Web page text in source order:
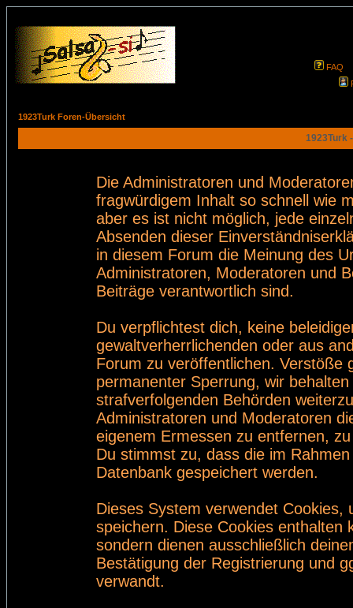
FAQ
1923Turk Foren-Übersicht
1923Turk
Die Administratoren und
fragwürdigem Inhalt so schnell wie
aber es ist nicht möglich, jede
Absenden dieser
in diesem Forum die Meinung des
Administratoren, Moderatoren und
Beiträge verantwortlich sind.
Du verpflichtest dich, keine
gewaltverherrlichenden oder aus
Forum zu veröffentlichen. Verstöße
permanenter Sperrung, wir
strafverfolgenden Behörden
Administratoren und Moderatoren
eigenem Ermessen zu entfernen,
Du stimmst zu, dass die im
Datenbank gespeichert werden.
Dieses System verwendet
speichern. Diese Cookies enthalten
sondern dienen ausschließlich
Bestätigung der Registrierung und
verwandt.